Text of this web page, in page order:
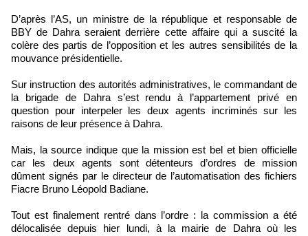
D’après l’AS, un ministre de la république et responsable de
BBY de Dahra seraient derrière cette affaire qui a suscité la
colère des partis de l’opposition et les autres sensibilités de la
mouvance présidentielle.
Sur instruction des autorités administratives, le commandant de
la brigade de Dahra s’est rendu à l’appartement privé en
question pour interpeler les deux agents incriminés sur les
raisons de leur présence à Dahra.
Mais, la source indique que la mission est bel et bien officielle
car les deux agents sont détenteurs d’ordres de mission
dûment signés par le directeur de l’automatisation des fichiers
Fiacre Bruno Léopold Badiane.
Tout est finalement rentré dans l’ordre : la commission a été
délocalisée depuis hier lundi, à la mairie de Dahra où les